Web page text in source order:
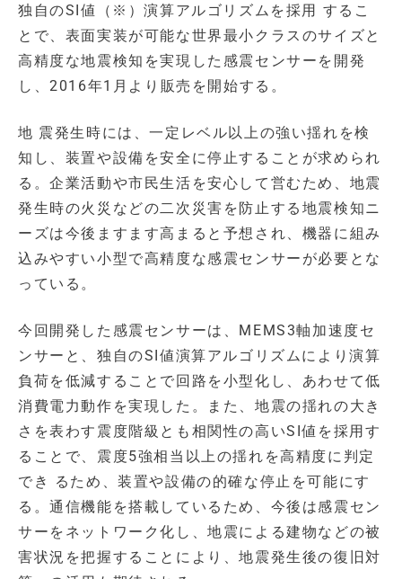
独自のSI値（※）演算アルゴリズムを採用 するこ
とで、表面実装が可能な世界最小クラスのサイズと
高精度な地震検知を実現した感震センサーを開発
し、2016年1月より販売を開始する。
地 震発生時には、一定レベル以上の強い揺れを検
知し、装置や設備を安全に停止することが求められ
る。企業活動や市民生活を安心して営むため、地震
発生時の火災などの二次災害を防止する地震検知ニ
ーズは今後ますます高まると予想され、機器に組み
込みやすい小型で高精度な感震センサーが必要とな
っている。
今回開発した感震センサーは、MEMS3軸加速度セ
ンサーと、独自のSI値演算アルゴリズムにより演算
負荷を低減することで回路を小型化し、あわせて低
消費電力動作を実現した。また、地震の揺れの大き
さを表わす震度階級とも相関性の高いSI値を採用す
ることで、震度5強相当以上の揺れを高精度に判定
でき るため、装置や設備の的確な停止を可能にす
る。通信機能を搭載しているため、今後は感震セン
サーをネットワーク化し、地震による建物などの被
害状況を把握することにより、地震発生後の復旧対